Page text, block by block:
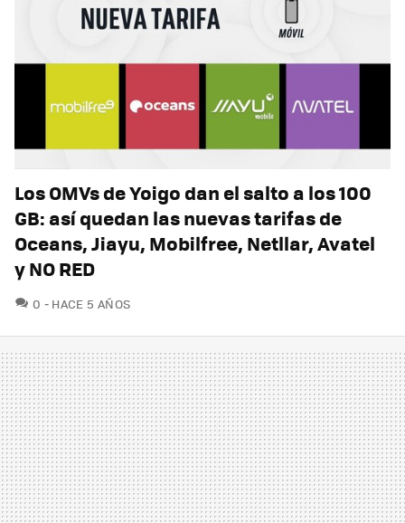
Los OMVs de Yoigo dan el salto a los 100
GB: así quedan las nuevas tarifas de
Oceans, Jiayu, Mobilfree, Netllar, Avatel
y NO RED
0 COMENTARIOS
HACE 5 AÑOS